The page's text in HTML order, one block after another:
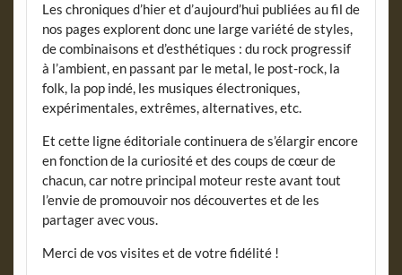
Les chroniques d’hier et d’aujourd’hui publiées au fil de
nos pages explorent donc une large variété de styles,
de combinaisons et d’esthétiques : du rock progressif
à l’ambient, en passant par le metal, le post-rock, la
folk, la pop indé, les musiques électroniques,
expérimentales, extrêmes, alternatives, etc.
Et cette ligne éditoriale continuera de s’élargir encore
en fonction de la curiosité et des coups de cœur de
chacun, car notre principal moteur reste avant tout
l’envie de promouvoir nos découvertes et de les
partager avec vous.
Merci de vos visites et de votre fidélité !